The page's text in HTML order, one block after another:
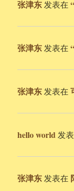
张津东 发表在
张津东 发表在
张津东 发表在
hello world 发
张津东 发表在